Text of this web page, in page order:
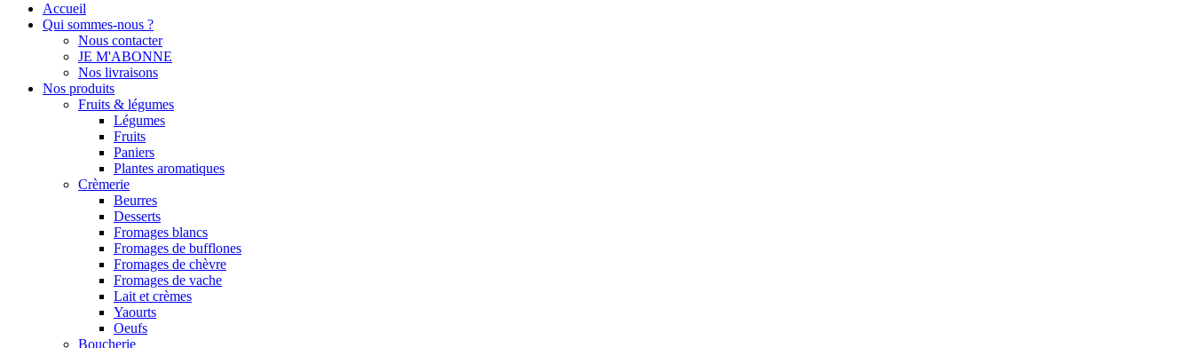
Accueil
Qui sommes-nous ?
Nous contacter
JE M'ABONNE
Nos livraisons
Nos produits
Fruits & légumes
Légumes
Fruits
Paniers
Plantes aromatiques
Crèmerie
Beurres
Desserts
Fromages blancs
Fromages de bufflones
Fromages de chèvre
Fromages de vache
Lait et crèmes
Yaourts
Oeufs
Boucherie